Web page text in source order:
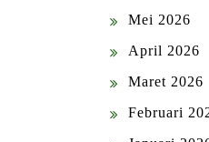
Mei 2026
April 2026
Maret 2026
Februari